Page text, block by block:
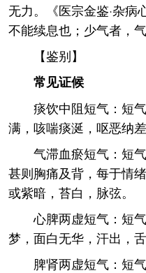
无力。《医宗金鉴·杂病
不能续息也；少气者，气
【鉴别】
常见证候
痰饮中阻短气：短
满，咳喘痰涎，呕恶纳
气滞血瘀短气：短
甚则胸痛及背，每于情
或紫暗，苔白，脉弦。
心脾两虚短气：短
梦，面白无华，汗出，
脾肾两虚短气：短